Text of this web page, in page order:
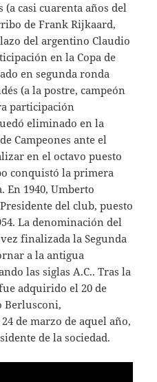
casi cuarenta años del
de Frank Rijkaard,
del argentino Claudio
en la Copa de
en segunda ronda
(a la postre, campeón
participación
eliminado en la
Campeones ante el
en el octavo puesto
conquistó la primera
En 1940, Umberto
del club, puesto
La denominación del
finalizada la Segunda
a la antigua
las siglas A.C.. Tras la
adquirido el 20 de
Berlusconi,
de marzo de aquel año,
de la sociedad.